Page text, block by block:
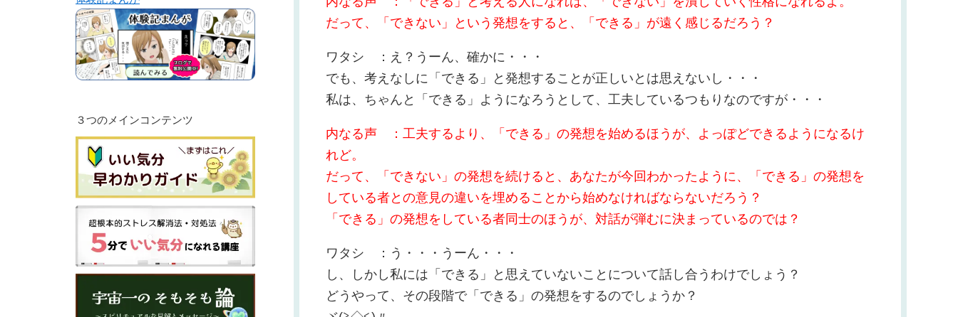
だって、「できない」という発想をすると、「できる」が遠く感じるだろう？
ワタシ ：え？うーん、確かに・・・
でも、考えなしに「できる」と発想することが正しいとは思えないし・・・
私は、ちゃんと「できる」ようになろうとして、工夫しているつもりなのですが・・・
内なる声 ：工夫するより、「できる」の発想を始めるほうが、よっぽどできるようになるけ
れど。
だって、「できない」の発想を続けると、あなたが今回わかったように、「できる」の発想を
している者との意見の違いを埋めることから始めなければならないだろう？
「できる」の発想をしている者同士のほうが、対話が弾むに決まっているのでは？
ワタシ ：う・・・うーん・・・
し、しかし私には「できる」と思えていないことについて話し合うわけでしょう？
どうやって、その段階で「できる」の発想をするのでしょうか？